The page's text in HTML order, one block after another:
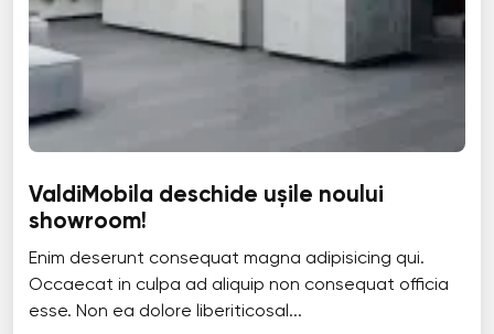
ValdiMobila deschide ușile noului
showroom!
Enim deserunt consequat magna adipisicing qui.
Occaecat in culpa ad aliquip non consequat officia
esse. Non ea dolore liberiticosal...